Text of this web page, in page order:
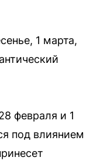
1 марта,
февраля и 1
под влиянием